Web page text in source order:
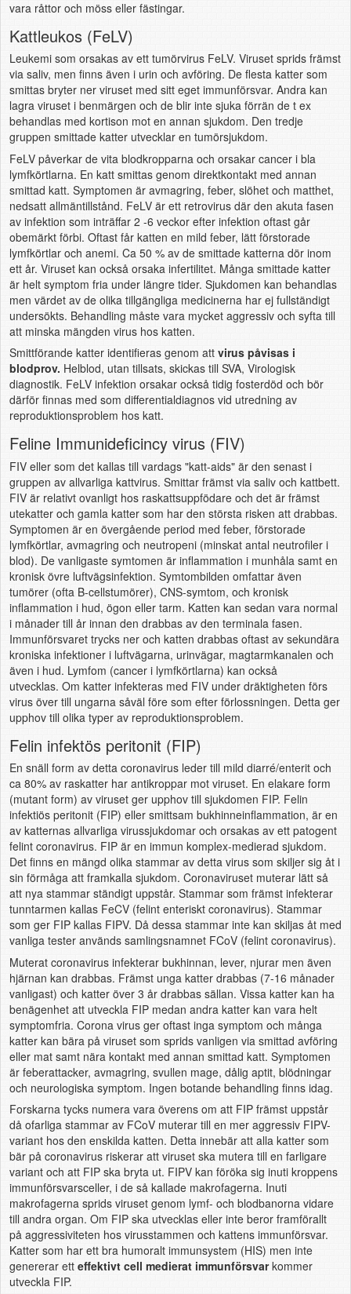
vara råttor och möss eller fästingar.
Kattleukos (FeLV)
Leukemi som orsakas av ett tumörvirus FeLV. Viruset sprids främst
via saliv, men finns även i urin och avföring. De flesta katter som
smittas bryter ner viruset med sitt eget immunförsvar. Andra kan
lagra viruset i benmärgen och de blir inte sjuka förrän de t ex
behandlas med kortison mot en annan sjukdom. Den tredje
gruppen smittade katter utvecklar en tumörsjukdom.
FeLV påverkar de vita blodkropparna och orsakar cancer i bla
lymfkörtlarna. En katt smittas genom direktkontakt med annan
smittad katt. Symptomen är avmagring, feber, slöhet och matthet,
nedsatt allmäntillstånd. FeLV är ett retrovirus där den akuta fasen
av infektion som inträffar 2 -6 veckor efter infektion oftast går
obemärkt förbi. Oftast får katten en mild feber, lätt förstorade
lymfkörtlar och anemi. Ca 50 % av de smittade katterna dör inom
ett år. Viruset kan också orsaka infertilitet. Många smittade katter
är helt symptom fria under längre tider. Sjukdomen kan behandlas
men värdet av de olika tillgängliga medicinerna har ej fullständigt
undersökts. Behandling måste vara mycket aggressiv och syfta till
att minska mängden virus hos katten.
Smittförande katter identifieras genom att virus påvisas i
blodprov. Helblod, utan tillsats, skickas till SVA, Virologisk
diagnostik. FeLV infektion orsakar också tidig fosterdöd och bör
därför finnas med som differentialdiagnos vid utredning av
reproduktionsproblem hos katt.
Feline Immunideficincy virus (FIV)
FIV eller som det kallas till vardags "katt-aids" är den senast i
gruppen av allvarliga kattvirus. Smittar främst via saliv och kattbett.
FIV är relativt ovanligt hos raskattsuppfödare och det är främst
utekatter och gamla katter som har den största risken att drabbas.
Symptomen är en övergående period med feber, förstorade
lymfkörtlar, avmagring och neutropeni (minskat antal neutrofiler i
blod). De vanligaste symtomen är inflammation i munhåla samt en
kronisk övre luftvägsinfektion. Symtombilden omfattar även
tumörer (ofta B-cellstumörer), CNS-symtom, och kronisk
inflammation i hud, ögon eller tarm. Katten kan sedan vara normal
i månader till år innan den drabbas av den terminala fasen.
Immunförsvaret trycks ner och katten drabbas oftast av sekundära
kroniska infektioner i luftvägarna, urinvägar, magtarmkanalen och
även i hud. Lymfom (cancer i lymfkörtlarna) kan också
utvecklas. Om katter infekteras med FIV under dräktigheten förs
virus över till ungarna såväl före som efter förlossningen. Detta ger
upphov till olika typer av reproduktionsproblem.
Felin infektös peritonit (FIP)
En snäll form av detta coronavirus leder till mild diarré/enterit och
ca 80% av raskatter har antikroppar mot viruset. En elakare form
(mutant form) av viruset ger upphov till sjukdomen FIP. Felin
infektiös peritonit (FIP) eller smittsam bukhinneinflammation, är en
av katternas allvarliga virussjukdomar och orsakas av ett patogent
felint coronavirus. FIP är en immun komplex-medierad sjukdom.
Det finns en mängd olika stammar av detta virus som skiljer sig åt i
sin förmåga att framkalla sjukdom. Coronaviruset muterar lätt så
att nya stammar ständigt uppstår. Stammar som främst infekterar
tunntarmen kallas FeCV (felint enteriskt coronavirus). Stammar
som ger FIP kallas FIPV. Då dessa stammar inte kan skiljas åt med
vanliga tester används samlingsnamnet FCoV (felint coronavirus).
Muterat coronavirus infekterar bukhinnan, lever, njurar men även
hjärnan kan drabbas. Främst unga katter drabbas (7-16 månader
vanligast) och katter över 3 år drabbas sällan. Vissa katter kan ha
benägenhet att utveckla FIP medan andra katter kan vara helt
symptomfria. Corona virus ger oftast inga symptom och många
katter kan bära på viruset som sprids vanligen via smittad avföring
eller mat samt nära kontakt med annan smittad katt. Symptomen
är feberattacker, avmagring, svullen mage, dålig aptit, blödningar
och neurologiska symptom. Ingen botande behandling finns idag.
Forskarna tycks numera vara överens om att FIP främst uppstår
då ofarliga stammar av FCoV muterar till en mer aggressiv FIPV-
variant hos den enskilda katten. Detta innebär att alla katter som
bär på coronavirus riskerar att viruset ska mutera till en farligare
variant och att FIP ska bryta ut. FIPV kan föröka sig inuti kroppens
immunförsvarsceller, i de så kallade makrofagerna. Inuti
makrofagerna sprids viruset genom lymf- och blodbanorna vidare
till andra organ. Om FIP ska utvecklas eller inte beror framförallt
på aggressiviteten hos virusstammen och kattens immunförsvar.
Katter som har ett bra humoralt immunsystem (HIS) men inte
genererar ett effektivt cell medierat immunförsvarkommer
utveckla FIP.